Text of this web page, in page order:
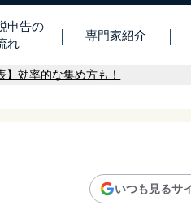
申告の
れ
専門家紹介
効率的な集め方も！
いつも見るサ